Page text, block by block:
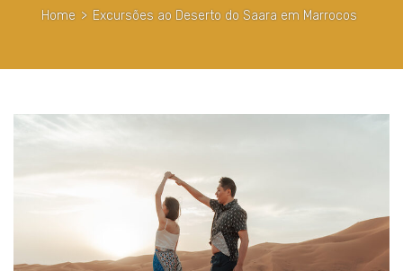
Home > Excursões ao Deserto do Saara em Marrocos